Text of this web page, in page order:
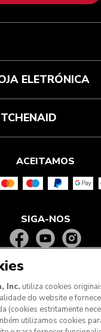
ELETRÓNICA
ACEITAMOS
SIGA-NOS
Inc. utiliza cookies
do website e
(cookies estritamente
utilizamos cookies